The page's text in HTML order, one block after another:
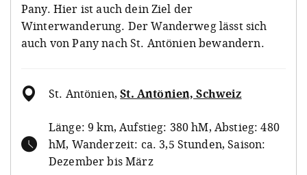
Pany. Hier ist auch dein Ziel der
Winterwanderung. Der Wanderweg lässt sich
auch von Pany nach St. Antönien bewandern.
St. Antönien,St. Antönien, Schweiz
Länge: 9 km, Aufstieg: 380 hM, Abstieg: 480
hM, Wanderzeit: ca. 3,5 Stunden, Saison:
Dezember bis März